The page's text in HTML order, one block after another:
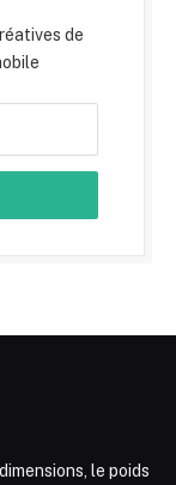
de
le poids